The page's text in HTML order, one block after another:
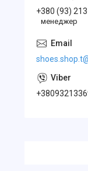
+380 (93)
менеджер